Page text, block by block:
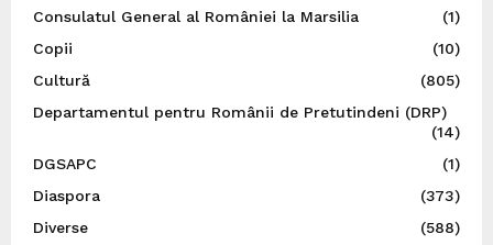
Consulatul General al României la Marsilia
(1)
Copii
(10)
Cultură
(805)
Departamentul pentru Românii de Pretutindeni (DRP)
(14)
DGSAPC
(1)
Diaspora
(373)
Diverse
(588)